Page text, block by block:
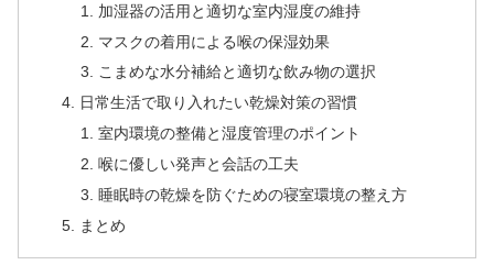
加湿器の活用と適切な室内湿度の維持
マスクの着用による喉の保湿効果
こまめな水分補給と適切な飲み物の選択
日常生活で取り入れたい乾燥対策の習慣
室内環境の整備と湿度管理のポイント
喉に優しい発声と会話の工夫
睡眠時の乾燥を防ぐための寝室環境の整え方
まとめ